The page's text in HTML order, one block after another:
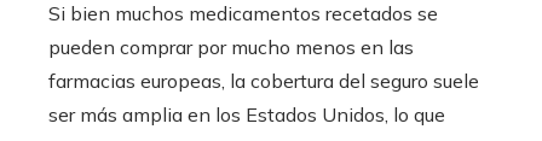
Si bien muchos medicamentos recetados se
pueden comprar por mucho menos en las
farmacias europeas, la cobertura del seguro suele
ser más amplia en los Estados Unidos, lo que